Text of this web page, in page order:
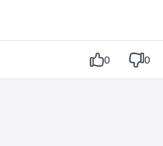
0 0